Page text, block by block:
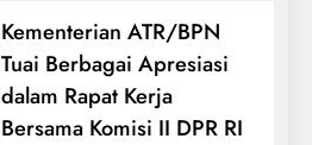
Kementerian ATR/BPN
Tuai Berbagai Apresiasi
dalam Rapat Kerja
Bersama Komisi II DPR RI